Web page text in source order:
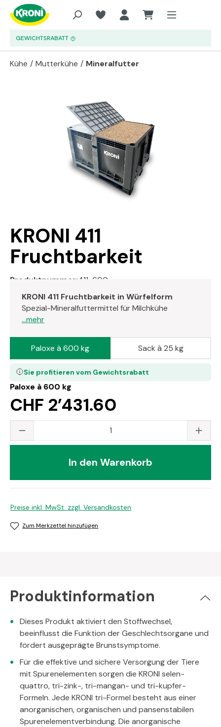
Zum Hauptinhalt springen
GEWICHTSRABATT
Kühe / Mutterkühe / Mineralfutter
Bildergalerie überspringen
KRONI 411
Fruchtbarkeit
Produktnummer: 411-600
KRONI 411 Fruchtbarkeit in Würfelform
Spezial-Mineralfuttermittel für Milchkühe
...mehr
Paloxe à 600 kg
CHF 2’431.60
Sie profitieren vom Gewichtsrabatt
Paloxe à 600 kg Sack à 25 kg
Produkt Anzahl: Gib den gewünschten
In den Warenkorb
Preise inkl. MwSt. zzgl. Versandkosten
Zum Merkzettel hinzufügen
Produktinformation
Dieses Produkt aktiviert den Stoffwechsel,
beeinflusst die Funktion der Geschlechtsorgane und
fördert ausgeprägte Brunstsymptome.
Für die effektive und sichere Versorgung der Tiere
mit Spurenelementen sorgen die KRONI selen-
quattro, tri-zink-, tri-mangan- und tri-kupfer-
Formeln. Jede KRONI tri-Formel besteht aus einer
anorganischen, organischen und pansenstabilen
Spurenelementverbindung. Die anorganische